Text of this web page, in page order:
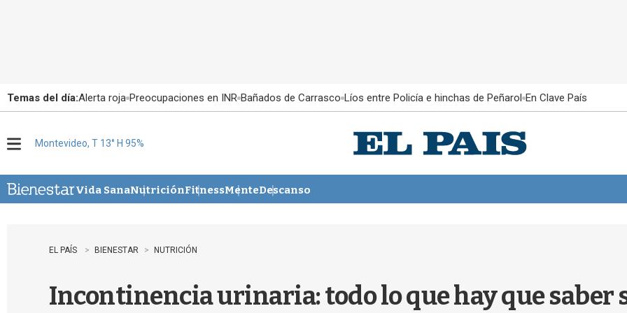
Temas del día:Alerta roja Preocupaciones en INR Bañados de Carrasco Líos entre Policía e hinchas de Peñarol En Clave País
u
Montevideo, T 13° H 95%
Vida SanaNutriciónFitnessMenteDescanso
EL PAÍS BIENESTAR NUTRICIÓN
Incontinencia urinaria: todo lo que hay que saber